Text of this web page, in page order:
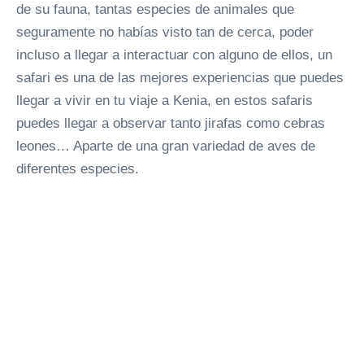
de su fauna, tantas especies de animales que
seguramente no habías visto tan de cerca, poder
incluso a llegar a interactuar con alguno de ellos, un
safari es una de las mejores experiencias que puedes
llegar a vivir en tu viaje a Kenia, en estos safaris
puedes llegar a observar tanto jirafas como cebras
leones… Aparte de una gran variedad de aves de
diferentes especies.